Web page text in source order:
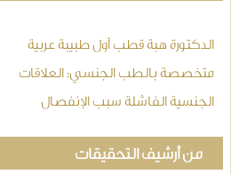
الدكتورة هبة قطب أول طبيبة عربية
متخصصة بالطب الجنسي: العلاقات
الجنسية الفاشلة سبب الإنفصال
من أرشيف التحقيقات